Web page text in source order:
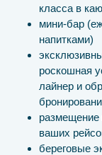
класса в
мини-бар
напитками)
роскошная
лайнер и
размещение
ваших
береговые